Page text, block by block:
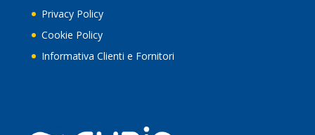
Privacy Policy
Cookie Policy
Informativa Clienti e Fornitori